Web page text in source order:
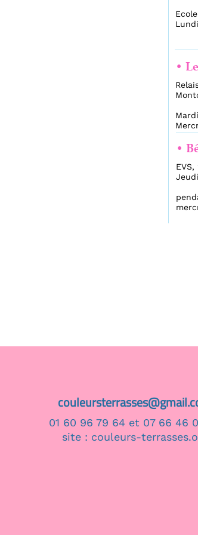
couleursterrasses@gmail.com
01 60 96 79 64 et 07 66 46 07 98
site : couleurs-terrasses.org
Ecole Paul
Lundi de 8h45 à
• Les Petits
Relais Petite
Mardi de 8h45 à
Mercredi de 8h45
• Bébés des
EVS, 27 rue du
Jeudi de 8h45 à
pendant les
mercredi et jeudi